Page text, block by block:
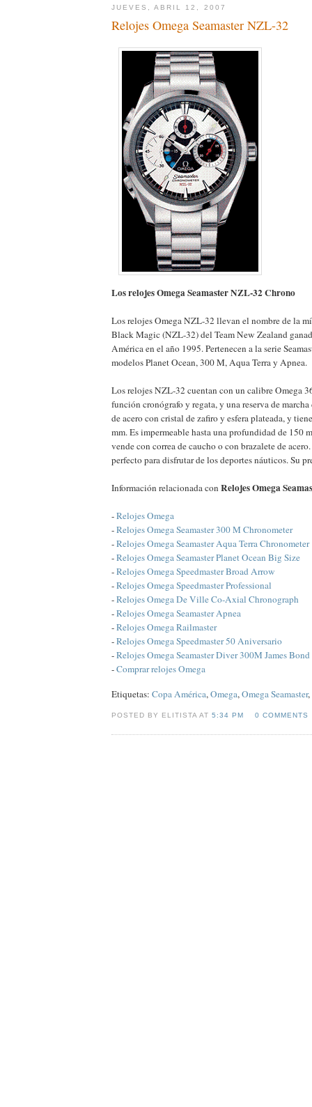
JUEVES, ABRIL 12, 2007
Relojes Omega Seamaster NZL-32
Los relojes Omega Seamaster NZL-32 Chrono
Los relojes Omega NZL-32 llevan el nombre de la
Black Magic (NZL-32) del Team New Zealand
América en el año 1995. Pertenecen a la serie
modelos Planet Ocean, 300 M, Aqua Terra y Apnea.
Los relojes NZL-32 cuentan con un calibre Omega
función cronógrafo y regata, y una reserva de marcha
de acero con cristal de zafiro y esfera plateada, y
mm. Es impermeable hasta una profundidad de 150
vende con correa de caucho o con brazalete de
perfecto para disfrutar de los deportes náuticos. Su
Información relacionada con Relojes Omega
-Relojes Omega
-Relojes Omega Seamaster 300 M Chronometer
-Relojes Omega Seamaster Aqua Terra Chronometer
-Relojes Omega Seamaster Planet Ocean Big Size
-Relojes Omega Speedmaster Broad Arrow
-Relojes Omega Speedmaster Professional
-Relojes Omega De Ville Co-Axial Chronograph
-Relojes Omega Seamaster Apnea
-Relojes Omega Railmaster
-Relojes Omega Speedmaster 50 Aniversario
-Relojes Omega Seamaster Diver 300M James Bond
-Comprar relojes Omega
Etiquetas: Copa América,Omega,Omega Seamaster,
POSTED BY ELITISTA AT5:34 PM 0 COMMENTS